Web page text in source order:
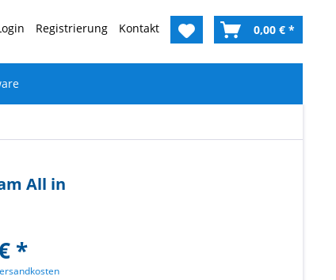
Registrierung Kontakt 0,00 € *
All in
*